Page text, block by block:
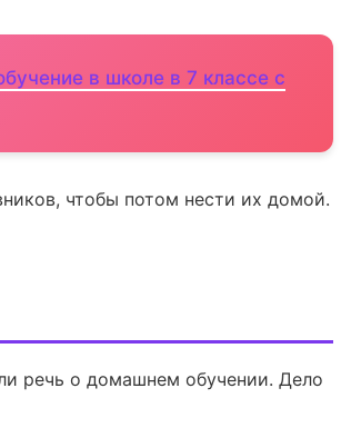
в школе в 7 классе с
чтобы потом нести их домой.
речь о домашнем обучении. Дело
Chat